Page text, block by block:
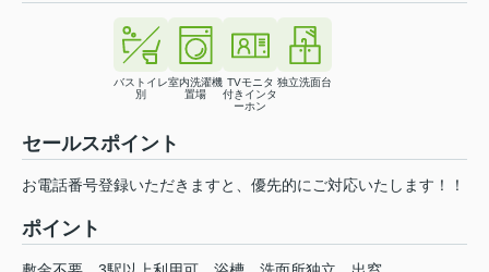
バストイレ
別
室内洗濯機
置場
TVモニタ
付きインタ
ーホン
独立洗面台
セールスポイント
お電話番号登録いただきますと、優先的にご対応いたします！！
ポイント